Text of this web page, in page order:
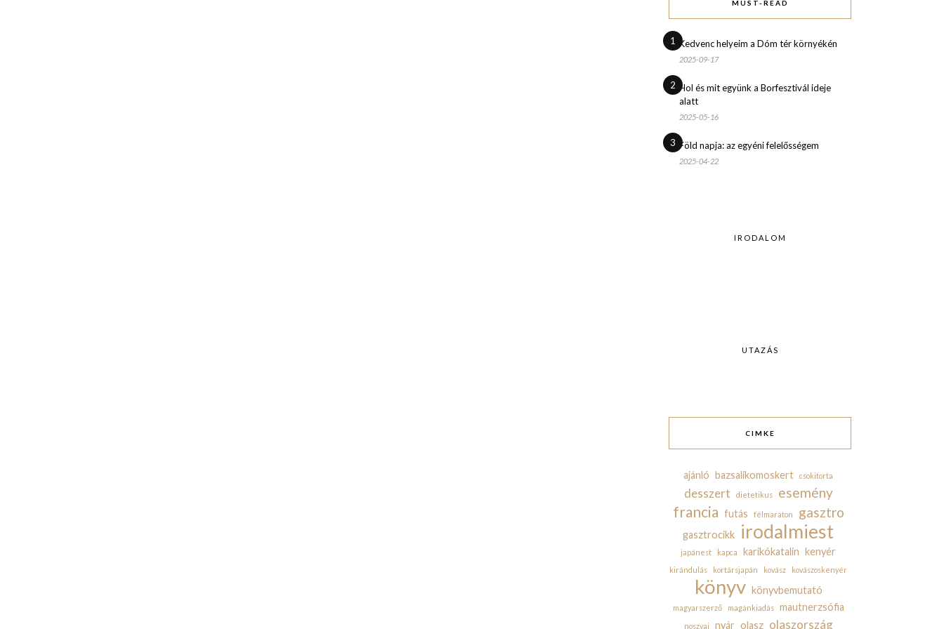
MUST-READ
1 Kedvenc helyeim a Dóm tér környékén
2025-09-17
2 Hol és mit együnk a Borfesztivál ideje
alatt
2025-05-16
3 Föld napja: az egyéni felelősségem
2025-04-22
IRODALOM
UTAZÁS
CIMKE
ajánló bazsalikomoskert csokitorta
desszert dietetikus esemény
francia futás félmaraton gasztro
gasztrocikk irodalmiest
japánest kapca karikókatalin kenyér
kirándulás kortársjapán kovász kovászoskenyér
könyv könyvbemutató
magyarszerző magánkiadás mautnerzsófia
noszvaj nyár olasz olaszország